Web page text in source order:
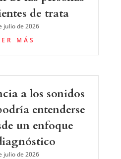
de trata
julio de 2026
MÁS
a los sonidos
entenderse
un enfoque
julio de 2026